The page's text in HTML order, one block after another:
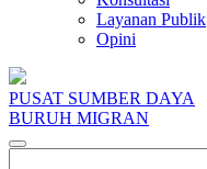
Layanan Publik
Opini
PUSAT SUMBER DAYA
BURUH MIGRAN